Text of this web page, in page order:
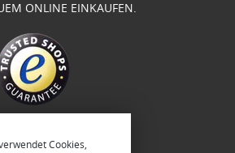
ONLINE EINKAUFEN.
Cookies,